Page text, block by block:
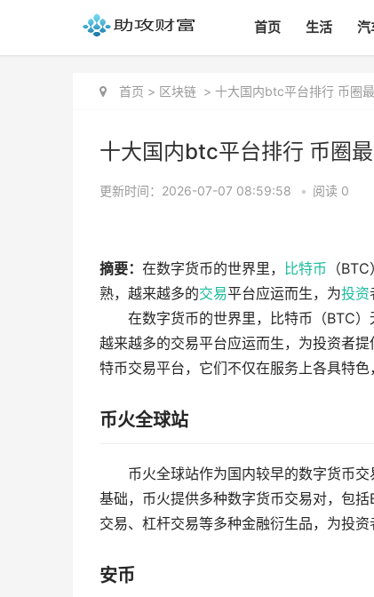
首页 生活 汽
首页 > 区块链 > 十大国内btc平台排行 币圈
十大国内btc平台排行 币圈
更新时间：2026-07-07 08:59:58 • 阅读 0
摘要： 在数字货币的世界里， 比特币 （
熟，越来越多的交易平台应运而生，为投资
在数字货币的世界里，比特币（BTC
越来越多的交易平台应运而生，为投资者
特币交易平台，它们不仅在服务上各具特
币火全球站
币火全球站作为国内较早的数字货币
基础，币火提供多种数字货币交易对，包
交易、杠杆交易等多种金融衍生品，为投资
安币